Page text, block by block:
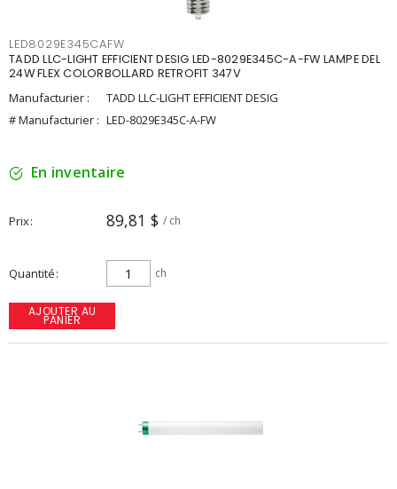
LED8029E345CAFW
TADD LLC-LIGHT EFFICIENT DESIG LED-8029E345C-A-FW LAMPE DEL
24W FLEX COLORBOLLARD RETROFIT 347V
Manufacturier :
TADD LLC-LIGHT EFFICIENT DESIG
# Manufacturier : LED-8029E345C-A-FW
En inventaire
Prix 89,81 $ / ch
Quantité ch
AJOUTER AU
PANIER